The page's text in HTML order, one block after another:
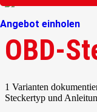
Angebot einholen
OBD-
1 Varianten
Steckertyp und